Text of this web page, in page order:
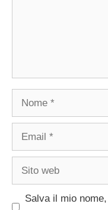
Nome
Email
Sito
Salva il mio